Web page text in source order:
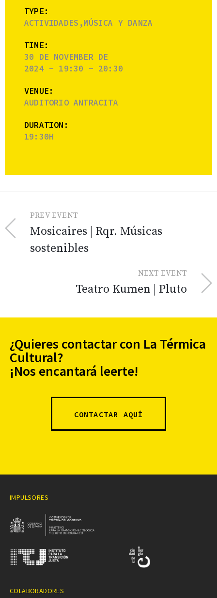
TYPE:
ACTIVIDADES,MÚSICA Y DANZA
TIME:
30 DE NOVEMBER DE
2024 - 19:30 - 20:30
VENUE:
AUDITORIO ANTRACITA
DURATION:
19:30H
PREV EVENT
Mosicaires | Rqr. Músicas
sostenibles
NEXT EVENT
Teatro Kumen | Pluto
¿Quieres contactar con La Térmica
Cultural?
¡Nos encantará leerte!
CONTACTAR AQUÍ
IMPULSORES
COLABORADORES